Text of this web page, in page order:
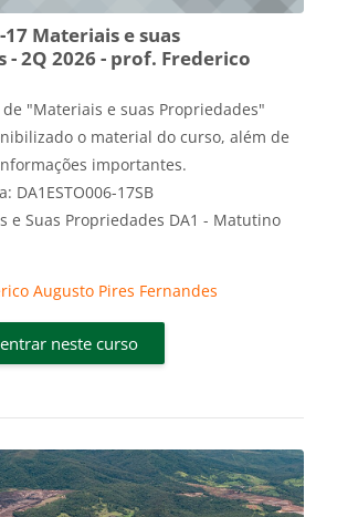
17 Materiais e suas
- 2Q 2026 - prof. Frederico
"Materiais e suas Propriedades"
o material do curso, além de
importantes.
DA1ESTO006-17SB
e Suas Propriedades DA1 - Matutino
Augusto Pires Fernandes
neste curso